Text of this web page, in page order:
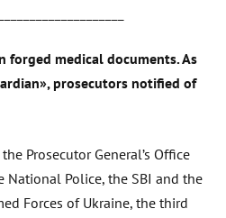
forged medical documents. As
prosecutors notified of
Prosecutor General’s Office
Police, the SBI and the
Forces of Ukraine, the third